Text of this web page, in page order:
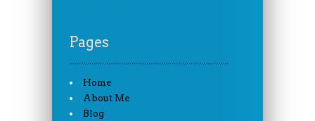
Pages
Home
About Me
Blog